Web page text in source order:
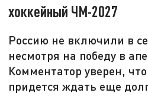
хоккейный ЧМ-2027
Россию не включили в
несмотря на победу в
Комментатор уверен,
придется ждать еще